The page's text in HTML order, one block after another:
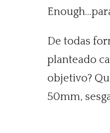
De todas
planteado
objetivo?
50mm,